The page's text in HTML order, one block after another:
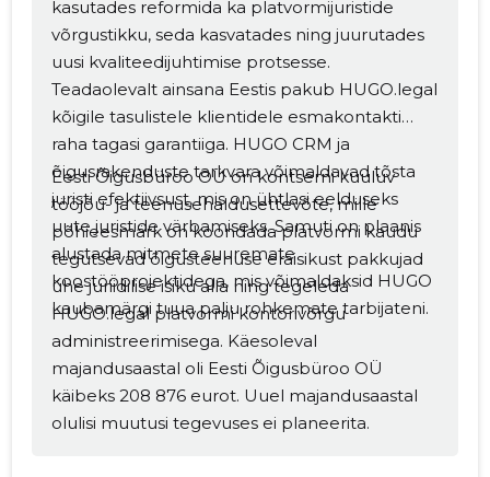
kasutades reformida ka platvormijuristide
võrgustikku, seda kasvatades ning juurutades
uusi kvaliteedijuhtimise protsesse.
Teadaolevalt ainsana Eestis pakub HUGO.legal
kõigile tasulistele klientidele esmakontakti
raha tagasi garantiiga. HUGO CRM ja
õigusrakenduste tarkvara võimaldavad tõsta
juristi efektiivsust, mis on ühtlasi eelduseks
uute juristide värbamiseks. Samuti on plaanis
alustada mitmete suuremate
koostööprojektidega, mis võimaldaksid HUGO
kaubamärgi tuua palju rohkemate tarbijateni.
Eesti Õigusbüroo OÜ on kontserni kuuluv
tööjõu- ja teenusehaldusettevõte, mille
põhieesmärk on koondada platvormi kaudu
tegutsevad õigusteenuse eraisikust pakkujad
ühe juriidilise isiku alla ning tegeleda
HUGO.legal platvormi kontorivõrgu
administreerimisega. Käesoleval
majandusaastal oli Eesti Õigusbüroo OÜ
käibeks 208 876 eurot. Uuel majandusaastal
olulisi muutusi tegevuses ei planeerita.
Muuda pildi